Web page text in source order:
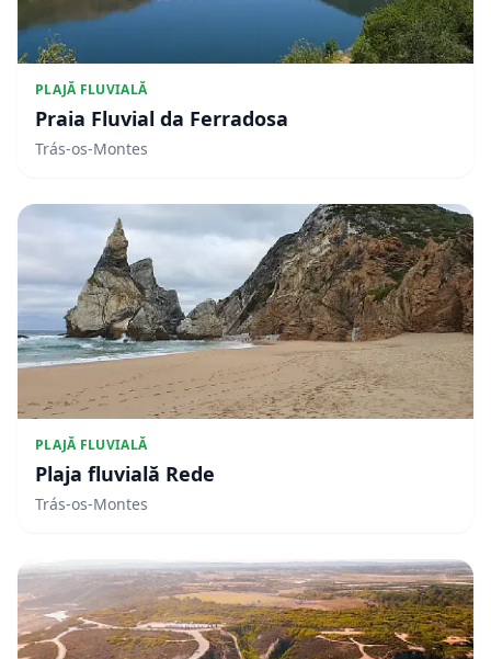
PLAJĂ FLUVIALĂ
Praia Fluvial da Ferradosa
Trás-os-Montes
PLAJĂ FLUVIALĂ
Plaja fluvială Rede
Trás-os-Montes